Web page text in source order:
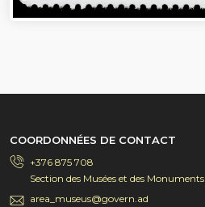
COORDONNÉES DE CONTACT
+376 875 708
Section des Musées et des Monuments
area_museus@govern.ad